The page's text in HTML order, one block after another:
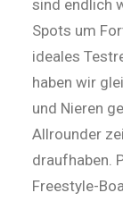
sind endlich
Spots um
ideales
haben wir
und Nieren
Allrounder
draufhaben.
Freestyle-